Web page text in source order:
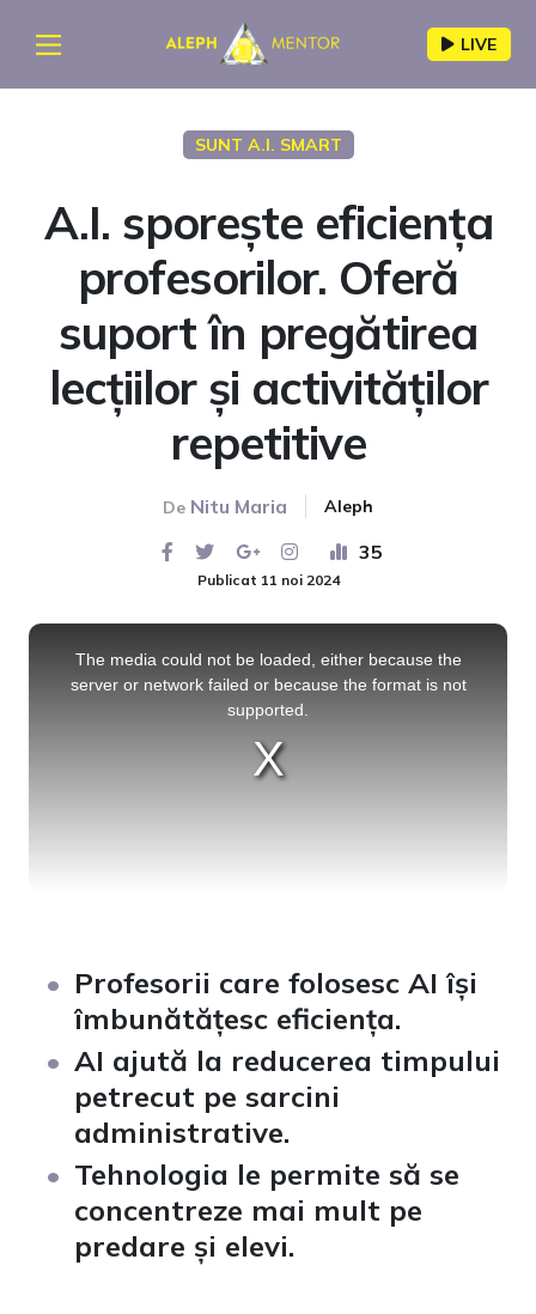
LIVE
SUNT A.I. SMART
A.I. sporește eficiența
profesorilor. Oferă
suport în pregătirea
lecțiilor și activităților
repetitive
De Nitu Maria Aleph
35
Publicat 11 noi 2024
This
The media could not be loaded, either because the
server or network failed or because the format is not
supported.
Profesorii care folosesc AI își
îmbunătățesc eficiența.
AI ajută la reducerea timpului
petrecut pe sarcini
administrative.
Tehnologia le permite să se
concentreze mai mult pe
predare și elevi.